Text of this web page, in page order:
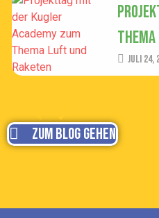
Juli 24,
Zum Blog gehen